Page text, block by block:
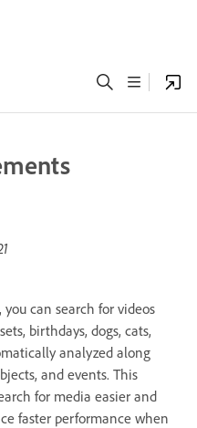
can search for videos
birthdays, dogs, cats,
analyzed along
and events. This
for media easier and
faster performance when